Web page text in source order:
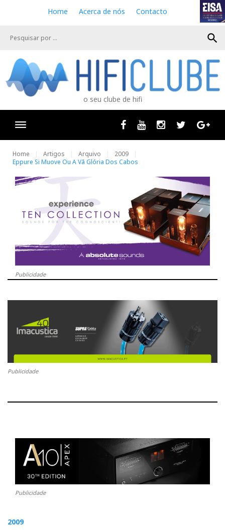
e
Home Acerca de nós Contacto
search
o seu clube de hifi
Facebook
Youtube InstagramTwitter
Home Artigos Arquivo
2009
Eppure Si Muove Ou A Vã Glória Dos Cabos
Publicidade
Publicidade
Publicidade
2009